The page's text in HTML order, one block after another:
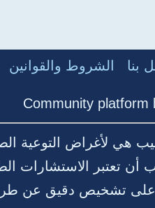
بنا الشروط والقوانين
Community platform
هي لأغراض التوعية
تعتبر الاستشارات
على تشخيص دقيق عن